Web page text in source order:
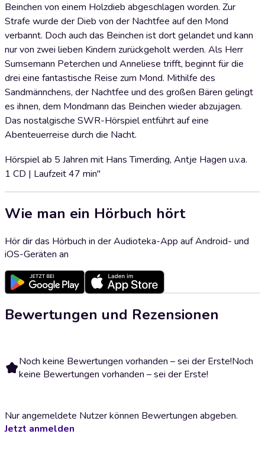
Beinchen von einem Holzdieb abgeschlagen worden. Zur
Strafe wurde der Dieb von der Nachtfee auf den Mond
verbannt. Doch auch das Beinchen ist dort gelandet und kann
nur von zwei lieben Kindern zurückgeholt werden. Als Herr
Sumsemann Peterchen und Anneliese trifft, beginnt für die
drei eine fantastische Reise zum Mond. Mithilfe des
Sandmännchens, der Nachtfee und des großen Bären gelingt
es ihnen, dem Mondmann das Beinchen wieder abzujagen.
Das nostalgische SWR-Hörspiel entführt auf eine
Abenteuerreise durch die Nacht.
Hörspiel ab 5 Jahren mit Hans Timerding, Antje Hagen u.v.a.
1 CD | Laufzeit 47 min"
Wie man ein Hörbuch hört
Hör dir das Hörbuch in der Audioteka-App auf Android- und
iOS-Geräten an
Bewertungen und Rezensionen
Noch keine Bewertungen vorhanden – sei der Erste!Noch
keine Bewertungen vorhanden – sei der Erste!
Nur angemeldete Nutzer können Bewertungen abgeben.
Jetzt anmelden